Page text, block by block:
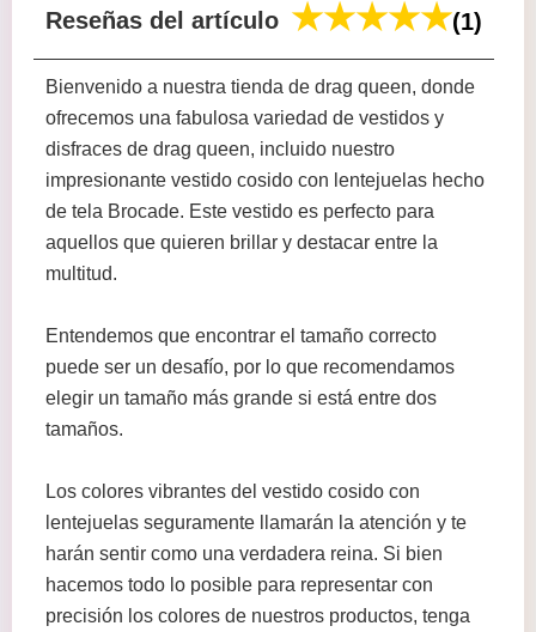
Reseñas del artículo (1)
Bienvenido a nuestra tienda de drag queen, donde
ofrecemos una fabulosa variedad de vestidos y
disfraces de drag queen, incluido nuestro
impresionante vestido cosido con lentejuelas hecho
de tela Brocade. Este vestido es perfecto para
aquellos que quieren brillar y destacar entre la
multitud.
Entendemos que encontrar el tamaño correcto
puede ser un desafío, por lo que recomendamos
elegir un tamaño más grande si está entre dos
tamaños.
Los colores vibrantes del vestido cosido con
lentejuelas seguramente llamarán la atención y te
harán sentir como una verdadera reina. Si bien
hacemos todo lo posible para representar con
precisión los colores de nuestros productos, tenga